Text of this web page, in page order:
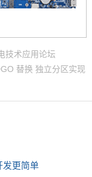
技术应用论坛
替换 独立分区实现
发更简单